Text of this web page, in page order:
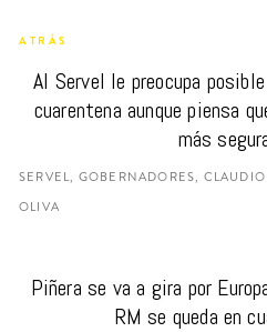
ATRÁS
Al Servel le preocupa
cuarentena aunque piensa
más
SERVEL, GOBERNADORES,
OLIVA
Piñera se va a gira por
RM se queda en